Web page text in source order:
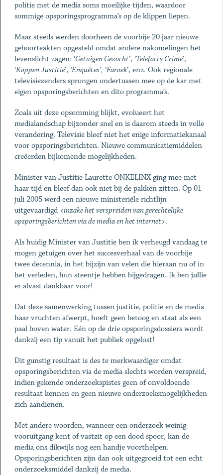
politie met de media soms moeilijke tijden, waardoor
sommige opsporingsprogramma’s op de klippen liepen.
Maar steeds werden doorheen de voorbije 20 jaar nieuwe
geboorteakten opgesteld omdat andere nakomelingen het
levenslicht zagen: ‘Getuigen Gezocht’, ‘Telefacts Crime’,
‘Koppen Justitie’, ‘Enquêtes’, ‘Faroek’, enz. Ook regionale
televisiezenders sprongen ondertussen mee op de kar met
eigen opsporingsberichten en dito programma’s.
Zoals uit deze opsomming blijkt, evolueert het
medialandschap bijzonder snel en is daarom steeds in volle
verandering. Televisie bleef niet het enige informatiekanaal
voor opsporingsberichten. Nieuwe communicatiemiddelen
creëerden bijkomende mogelijkheden.
Minister van Justitie Laurette ONKELINX ging mee met
haar tijd en bleef dan ook niet bij de pakken zitten. Op 01
juli 2005 werd een nieuwe ministeriële richtlijn
uitgevaardigd <inzake het verspreiden van gerechtelijke
opsporingsberichten via de media en het internet>.
Als huidig Minister van Justitie ben ik verheugd vandaag te
mogen getuigen over het succesverhaal van de voorbije
twee decennia, in het bijzijn van velen die hieraan nu of in
het verleden, hun steentje hebben bijgedragen. Ik ben jullie
er alvast dankbaar voor!
Dat deze samenwerking tussen justitie, politie en de media
haar vruchten afwerpt, hoeft geen betoog en staat als een
paal boven water. Eén op de drie opsporingsdossiers wordt
dankzij een tip vanuit het publiek opgelost!
Dit gunstig resultaat is des te merkwaardiger omdat
opsporingsberichten via de media slechts worden verspreid,
indien gekende onderzoekspistes geen of onvoldoende
resultaat kennen en geen nieuwe onderzoeksmogelijkheden
zich aandienen.
Met andere woorden, wanneer een onderzoek weinig
vooruitgang kent of vastzit op een dood spoor, kan de
media ons dikwijls nog een handje voorthelpen.
Opsporingsberichten zijn dan ook uitgegroeid tot een echt
onderzoeksmiddel dankzij de media.